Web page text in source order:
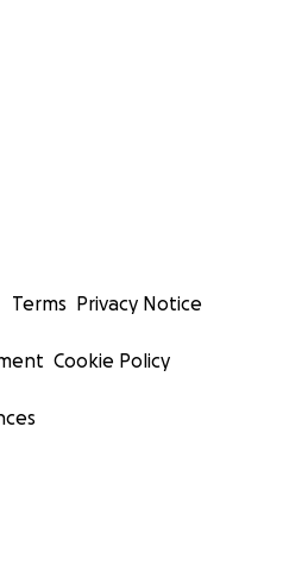
Terms Privacy Notice
Cookie Policy